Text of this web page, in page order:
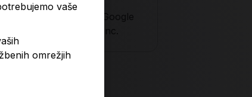
Google
Inc.
vaše
omrežjih